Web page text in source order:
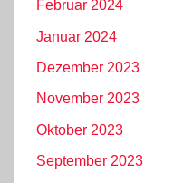
Februar 2024
Januar 2024
Dezember 2023
November 2023
Oktober 2023
September 2023